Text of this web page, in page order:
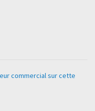
commercial sur cette